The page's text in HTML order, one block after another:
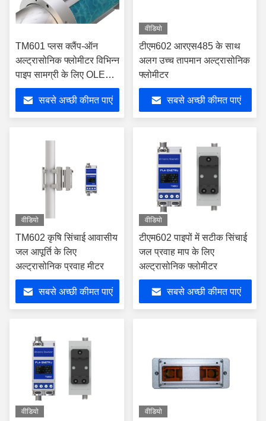
TM601 प्लस क्लैंप-ऑन
अल्ट्रासोनिक फ्लोमीटर विभिन्न
पाइप सामग्री के लिए OLED
डिस्प्ले के साथ
सबसे अच्छी कीमत पाएं
वीडियो
टीएम602 आरएस485 के साथ
अलग उच्च तापमान अल्ट्रासोनिक
फ्लोमीटर
सबसे अच्छी कीमत पाएं
वीडियो
TM602 कृषि सिंचाई आवासीय
जल आपूर्ति के लिए
अल्ट्रासोनिक प्रवाह मीटर
सबसे अच्छी कीमत पाएं
वीडियो
टीएम602 पाइपों में सटीक सिंचाई
जल प्रवाह माप के लिए
अल्ट्रासोनिक फ्लोमीटर
सबसे अच्छी कीमत पाएं
वीडियो वीडियो